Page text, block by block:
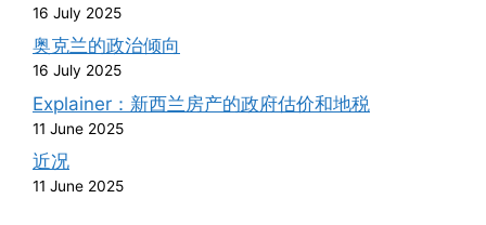
16 July 2025
奥克兰的政治倾向
16 July 2025
Explainer：新西兰房产的政府估价和地税
11 June 2025
近况
11 June 2025